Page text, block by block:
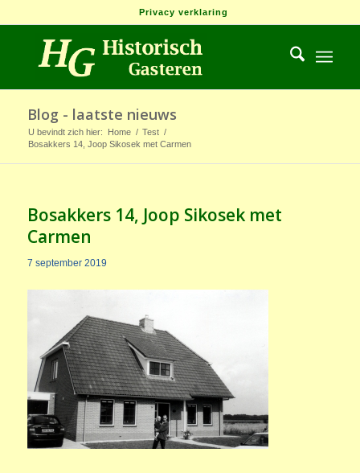
Privacy verklaring
Blog - laatste nieuws
U bevindt zich hier: Home / Test /
Bosakkers 14, Joop Sikosek met Carmen
Bosakkers 14, Joop Sikosek met
Carmen
7 september 2019